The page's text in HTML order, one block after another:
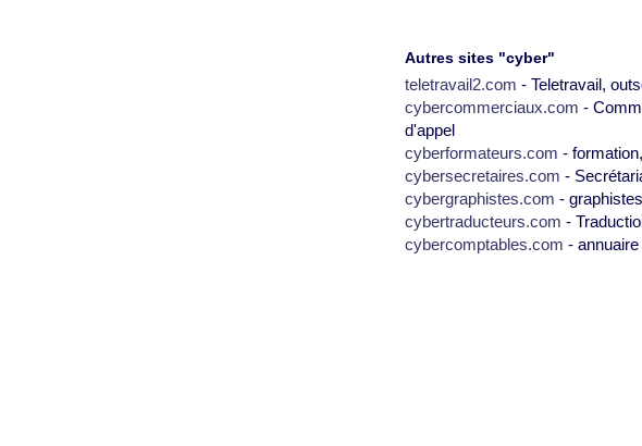
Autres sites "cyber"
teletravail2.com - Teletravail,
cybercommerciaux.com -
d'appel
cyberformateurs.com -
cybersecretaires.com -
cybergraphistes.com -
cybertraducteurs.com -
cybercomptables.com -